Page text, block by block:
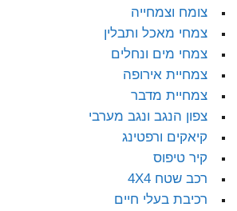
צומח וצמחייה
צמחי מאכל ותבלין
צמחי מים ונחלים
צמחיית אירופה
צמחיית מדבר
צפון הנגב ונגב מערבי
קיאקים ורפטינג
קיר טיפוס
רכב שטח 4X4
רכיבת בעלי חיים